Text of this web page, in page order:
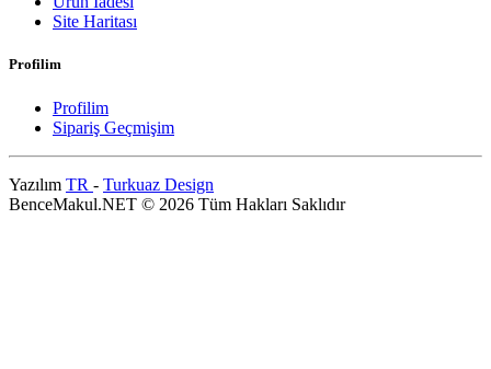
Site Haritası
Profilim
Profilim
Sipariş Geçmişim
Yazılım TR - Turkuaz Design
BenceMakul.NET © 2026 Tüm Hakları Saklıdır